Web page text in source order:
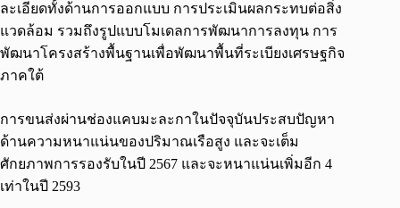
ละเอียดทั้งด้านการออกแบบ การประเมินผลกระทบต่อสิ่ง
แวดล้อม รวมถึงรูปแบบโมเดลการพัฒนาการลงทุน การ
พัฒนาโครงสร้างพื้นฐานเพื่อพัฒนาพื้นที่ระเบียงเศรษฐกิจ
ภาคใต้
การขนส่งผ่านช่องแคบมะละกาในปัจจุบันประสบปัญหา
ด้านความหนาแน่นของปริมาณเรือสูง และจะเต็ม
ศักยภาพการรองรับในปี 2567 และจะหนาแน่นเพิ่มอีก 4
เท่าในปี 2593